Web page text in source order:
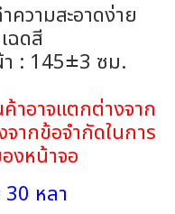
ความสะอาดง่าย
ฉดสี
า : 145±3 ซม.
าอาจแตกต่างจาก
ากข้อจำกัดในการ
งหน้าจอ
หลา